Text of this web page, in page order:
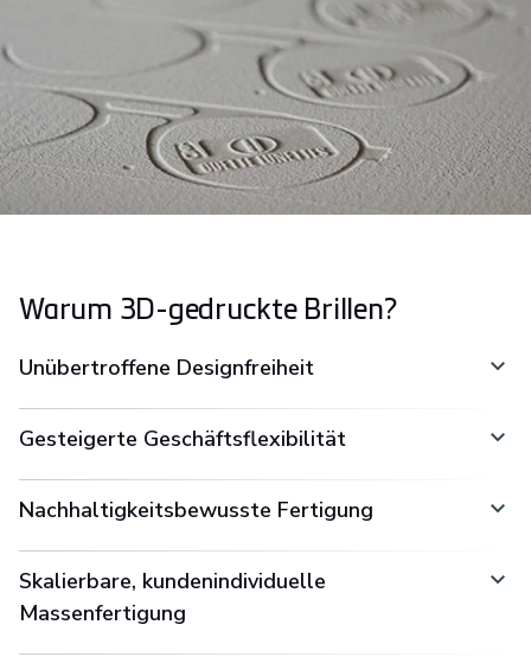
Warum 3D-gedruckte Brillen?
Unübertroffene Designfreiheit
Gesteigerte Geschäftsflexibilität
Nachhaltigkeitsbewusste Fertigung
Skalierbare, kundenindividuelle
Massenfertigung